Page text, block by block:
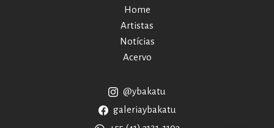
Home
Artistas
Notícias
Acervo
@ybakatu
galeriaybakatu